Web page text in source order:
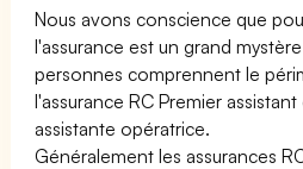
Nous avons conscience que
l'assurance est un grand
personnes comprennent le
l'assurance RC Premier
assistante opératrice.
Généralement les assurances